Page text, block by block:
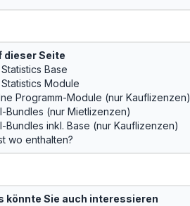
dieser Seite
Base
Statistics Module
Programm-Module (nur Kauflizenzen)
Bundles (nur Mietlizenzen)
Bundles inkl. Base (nur Kauflizenzen)
wo enthalten?
könnte Sie auch interessieren